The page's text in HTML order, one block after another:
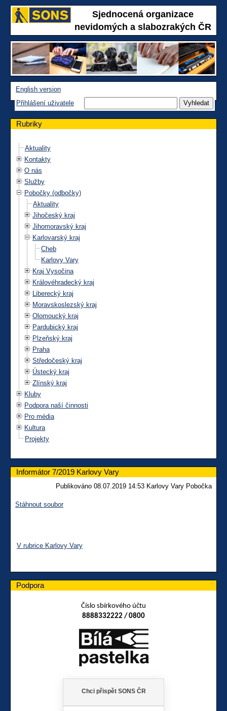
Sjednocená organizace
nevidomých a slabozrakých ČR
English version
Přihlášení uživatele
Rubriky
Aktuality
Kontakty
O nás
Služby
Pobočky (odbočky)
Aktuality
Jihočeský kraj
Jihomoravský kraj
Karlovarský kraj
Cheb
Karlovy Vary
Kraj Vysočina
Královéhradecký kraj
Liberecký kraj
Moravskoslezský kraj
Olomoucký kraj
Pardubický kraj
Plzeňský kraj
Praha
Středočeský kraj
Ústecký kraj
Zlínský kraj
Kluby
Podpora naší činnosti
Pro média
Kultura
Projekty
Informátor 7/2019 Karlovy Vary
Publikováno 08.07.2019 14:53 Karlovy Vary Pobočka
Stáhnout soubor
V rubrice Karlovy Vary
Podpora
Číslo sbírkového účtu
8888332222 / 0800